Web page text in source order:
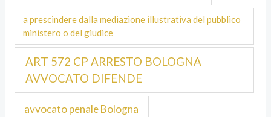
a prescindere dalla mediazione illustrativa del pubblico
ministero o del giudice
ART 572 CP ARRESTO BOLOGNA
AVVOCATO DIFENDE
avvocato penale Bologna